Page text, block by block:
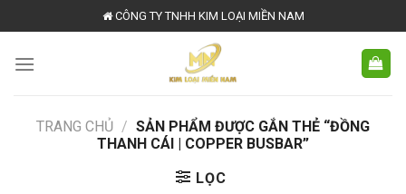
to
content
CÔNG TY TNHH KIM LOẠI MIỀN NAM
TRANG CHỦ / SẢN PHẨM ĐƯỢC GẮN THẺ “ĐỒNG
THANH CÁI | COPPER BUSBAR”
LỌC